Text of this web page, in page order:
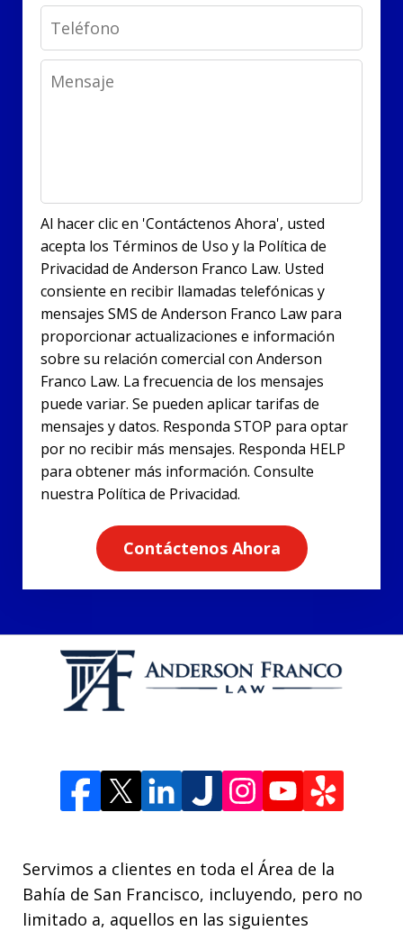
Phone
Message
Al hacer clic en 'Contáctenos Ahora', usted
acepta los Términos de Uso y la Política de
Privacidad de Anderson Franco Law. Usted
consiente en recibir llamadas telefónicas y
mensajes SMS de Anderson Franco Law para
proporcionar actualizaciones e información
sobre su relación comercial con Anderson
Franco Law. La frecuencia de los mensajes
puede variar. Se pueden aplicar tarifas de
mensajes y datos. Responda STOP para optar
por no recibir más mensajes. Responda HELP
para obtener más información. Consulte
nuestra Política de Privacidad.
Contáctenos Ahora
Servimos a clientes en toda el Área de la
Bahía de San Francisco, incluyendo, pero no
limitado a, aquellos en las siguientes